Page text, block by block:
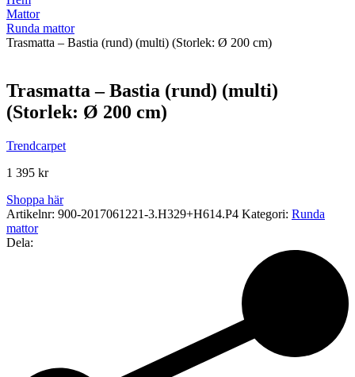
Mattor
Runda mattor
Trasmatta – Bastia (rund) (multi) (Storlek: Ø 200 cm)
Trasmatta – Bastia (rund) (multi)
(Storlek: Ø 200 cm)
Trendcarpet
1 395 kr
Shoppa här
Artikelnr: 900-2017061221-3.H329+H614.P4 Kategori: Runda
mattor
Dela: